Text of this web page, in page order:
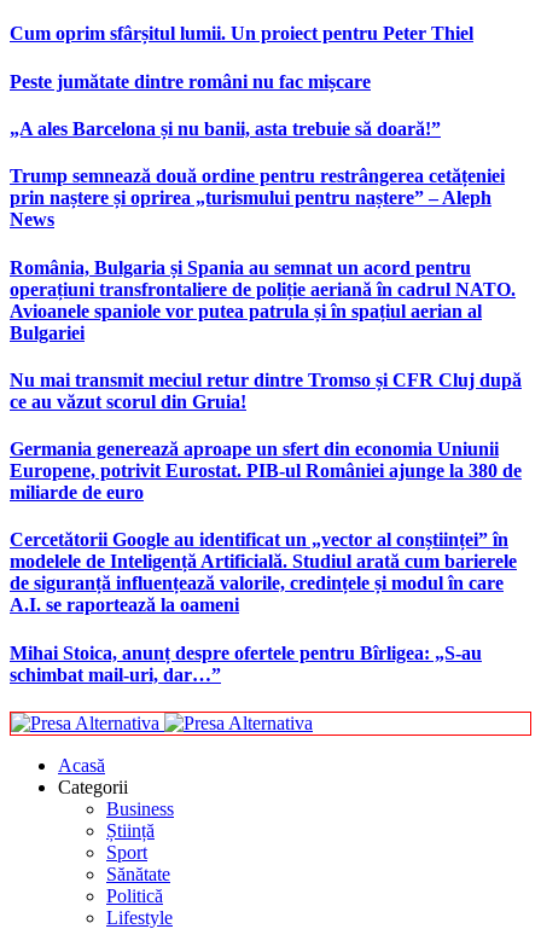
Cum oprim sfârșitul lumii. Un proiect pentru Peter Thiel
Peste jumătate dintre români nu fac mișcare
„A ales Barcelona și nu banii, asta trebuie să doară!”
Trump semnează două ordine pentru restrângerea cetățeniei
prin naștere și oprirea „turismului pentru naștere” – Aleph
News
România, Bulgaria și Spania au semnat un acord pentru
operațiuni transfrontaliere de poliție aeriană în cadrul NATO.
Avioanele spaniole vor putea patrula și în spațiul aerian al
Bulgariei
Nu mai transmit meciul retur dintre Tromso și CFR Cluj după
ce au văzut scorul din Gruia!
Germania generează aproape un sfert din economia Uniunii
Europene, potrivit Eurostat. PIB-ul României ajunge la 380 de
miliarde de euro
Cercetătorii Google au identificat un „vector al conștiinței” în
modelele de Inteligență Artificială. Studiul arată cum barierele
de siguranță influențează valorile, credințele și modul în care
A.I. se raportează la oameni
Mihai Stoica, anunț despre ofertele pentru Bîrligea: „S-au
schimbat mail-uri, dar…”
Acasă
Categorii
Business
Știință
Sport
Sănătate
Politică
Lifestyle